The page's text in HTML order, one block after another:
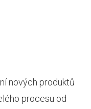
nových produktů
procesu od